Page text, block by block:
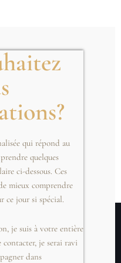
qui répond au
quelques
ci-dessous. Ces
mieux comprendre
ce jour si spécial.
je suis à votre entière
contacter, je serai ravi
dans